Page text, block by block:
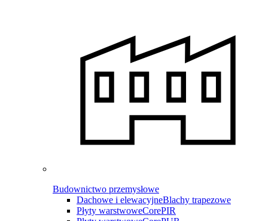
Budownictwo przemysłowe
Dachowe i elewacyjneBlachy trapezowe
Płyty warstwoweCorePIR